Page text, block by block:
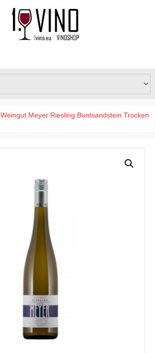
Weingut Meyer Riesling Buntsandstein Trocken